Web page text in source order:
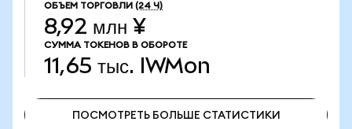
ОБЪЕМ ТОРГОВЛИ (24 Ч)
8,92 млн ¥
СУММА ТОКЕНОВ В ОБОРОТЕ
11,65 тыс. IWMon
ПОСМОТРЕТЬ БОЛЬШЕ СТАТИСТИКИ